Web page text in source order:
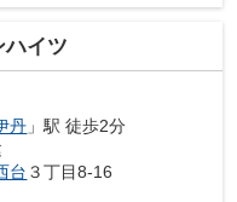
ハイツ
丹 」駅 徒歩2分
台 ３丁目8-16